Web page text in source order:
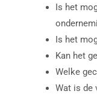
Is het
Is het
Kan het
Welke
Wat is de